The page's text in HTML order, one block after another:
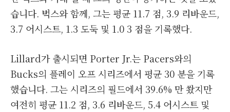
습니다. 벅스와 함께, 그는 평균 11.7 점, 3.9 리바운드,
3.7 어시스트, 1.3 도둑 및 1.0 3 점을 기록했다.
Lillard가 출시되면 Porter Jr.는 Pacers와의
Bucks의 플레이 오프 시리즈에서 평균 30 분을 기록
했습니다. 그는 시리즈의 필드에서 39.6% 만 쐈지만
여전히 평균 11.2 점, 3.6 리바운드, 5.4 어시스트 및